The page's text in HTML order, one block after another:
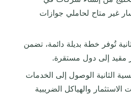
غير متاح لحاملي جوازات
تُوفر خطة بديلة دائمة، تضمن
مقيد إلى دول مستقرة.
الثانية الوصول إلى الخدمات
والهياكل الضريبية